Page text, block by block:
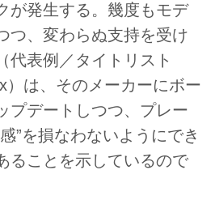
が発生する。幾度もモデ
つ、変わらぬ支持を受け
代表例／タイトリスト
）は、そのメーカーにボー
プデートしつつ、プレー
”を損なわないようにでき
ることを示しているので